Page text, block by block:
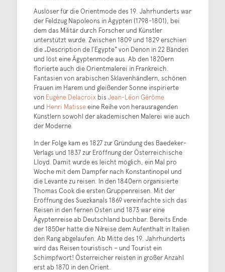
Auslöser für die Orientmode des 19. Jahrhunderts war
der Feldzug Napoleons in Ägypten (1798-1801), bei
dem das Militär durch Forscher und Künstler
unterstützt wurde. Zwischen 1809 und 1829 erschien
die „Description de l`Egypte“ von Denon in 22 Bänden
und löst eine Ägyptenmode aus. Ab den 1820ern
florierte auch die Orientmalerei in Frankreich.
Fantasien von arabischen Sklavenhändlern, schönen
Frauen im Harem und gleißender Sonne inspirierte
von Eugène Delacroixbis Jean-Léon Gérôme
und Henri Matisseeine Reihe von herausragenden
Künstlern sowohl der akademischen Malerei wie auch
der Moderne.
In der Folge kam es 1827 zur Gründung des Baedeker-
Verlags und 1837 zur Eröffnung der Österreichische
Lloyd. Damit wurde es leicht möglich, ein Mal pro
Woche mit dem Dampfer nach Konstantinopel und
die Levante zu reisen. In den 1840ern organisierte
Thomas Cook die ersten Gruppenreisen. Mit der
Eröffnung des Suezkanals 1869 vereinfachte sich das
Reisen in den fernen Osten und 1873 war eine
Ägyptenreise ab Deutschland buchbar. Bereits Ende
der 1850er hatte die Nilreise dem Aufenthalt in Italien
den Rang abgelaufen. Ab Mitte des 19. Jahrhunderts
wird das Reisen touristisch – und Tourist ein
Schimpfwort! Österreicher reisten in großer Anzahl
erst ab 1870 in den Orient.